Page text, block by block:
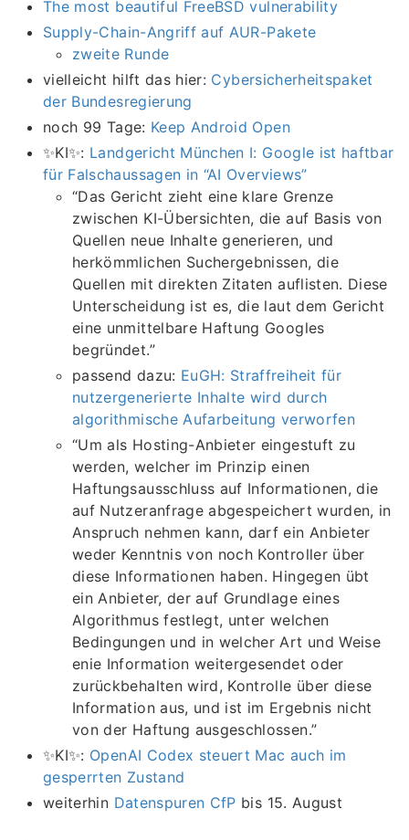
The most beautiful FreeBSD vulnerability
Supply-Chain-Angriff auf AUR-Pakete
zweite Runde
vielleicht hilft das hier: Cybersicherheitspaket
der Bundesregierung
noch 99 Tage: Keep Android Open
✨KI✨: Landgericht München I: Google ist haftbar
für Falschaussagen in “AI Overviews”
“Das Gericht zieht eine klare Grenze
zwischen KI-Übersichten, die auf Basis von
Quellen neue Inhalte generieren, und
herkömmlichen Suchergebnissen, die
Quellen mit direkten Zitaten auflisten. Diese
Unterscheidung ist es, die laut dem Gericht
eine unmittelbare Haftung Googles
begründet.”
passend dazu: EuGH: Straffreiheit für
nutzergenerierte Inhalte wird durch
algorithmische Aufarbeitung verworfen
“Um als Hosting-Anbieter eingestuft zu
werden, welcher im Prinzip einen
Haftungsausschluss auf Informationen, die
auf Nutzeranfrage abgespeichert wurden, in
Anspruch nehmen kann, darf ein Anbieter
weder Kenntnis von noch Kontroller über
diese Informationen haben. Hingegen übt
ein Anbieter, der auf Grundlage eines
Algorithmus festlegt, unter welchen
Bedingungen und in welcher Art und Weise
enie Information weitergesendet oder
zurückbehalten wird, Kontrolle über diese
Information aus, und ist im Ergebnis nicht
von der Haftung ausgeschlossen.”
✨KI✨: OpenAI Codex steuert Mac auch im
gesperrten Zustand
weiterhin Datenspuren CfP bis 15. August